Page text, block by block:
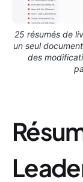
25 résumés de
un seul
des